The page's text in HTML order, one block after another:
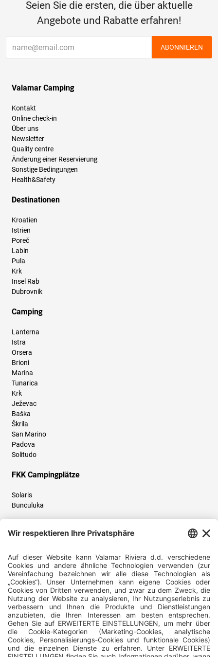
Seien Sie die ersten, die über aktuelle
Angebote und Rabatte erfahren!
ABONNIEREN
Valamar Camping
Kontakt
Online check-in
Über uns
Newsletter
Quality centre
Änderung einer Reservierung
Sonstige Bedingungen
Health&Safety
Destinationen
Kroatien
Istrien
Poreč
Labin
Pula
Krk
Insel Rab
Dubrovnik
Camping
Lanterna
Istra
Orsera
Brioni
Marina
Tunarica
Krk
Ježevac
Baška
Škrila
San Marino
Padova
Solitudo
FKK Campingplätze
Solaris
Bunculuka
Folgen Sie uns und teilen Sie Ihr Urlaubserlebnis mit uns!